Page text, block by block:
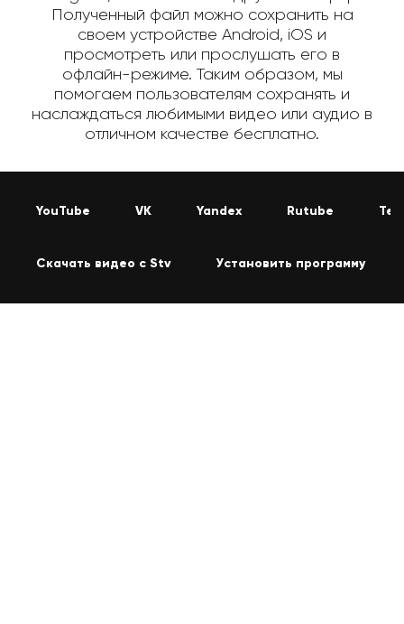
Полученный файл можно сохранить на
своем устройстве Android, iOS и
просмотреть или прослушать его в
офлайн-режиме. Таким образом, мы
помогаем пользователям сохранять и
наслаждаться любимыми видео или аудио в
отличном качестве бесплатно.
YouTube VK Yandex Rutube
Скачать видео с Stv Установить программу